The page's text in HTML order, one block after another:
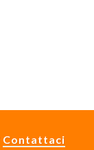
Contattaci